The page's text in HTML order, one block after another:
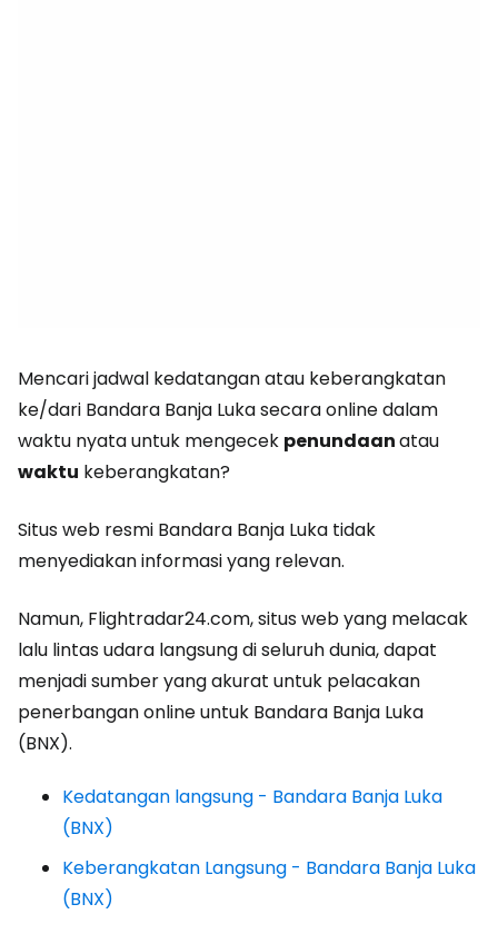
Mencari jadwal kedatangan atau keberangkatan
ke/dari Bandara Banja Luka secara online dalam
waktu nyata untuk mengecek penundaanatau
waktu keberangkatan?
Situs web resmi Bandara Banja Luka tidak
menyediakan informasi yang relevan.
Namun, Flightradar24.com, situs web yang melacak
lalu lintas udara langsung di seluruh dunia, dapat
menjadi sumber yang akurat untuk pelacakan
penerbangan online untuk Bandara Banja Luka
(BNX).
Kedatangan langsung - Bandara Banja Luka
(BNX)
Keberangkatan Langsung - Bandara Banja Luka
(BNX)